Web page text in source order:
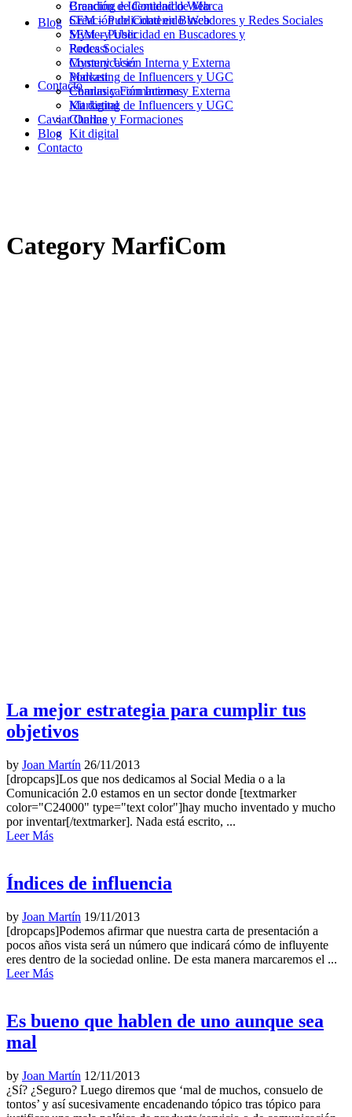
Branding e Identidad de Marca
Creación de Contenido Web
SEM – Publicidad en Buscadores y
Redes Sociales
Mystery User
Podcast
Comunicación Interna y Externa
Marketing de Influencers y UGC
Charlas y Formaciones
Kit digital
Blog
Contacto
Creación de Contenido Web
SEM – Publicidad en Buscadores y Redes Sociales
Mystery User
Podcast
Comunicación Interna y Externa
Marketing de Influencers y UGC
Charlas y Formaciones
Kit digital
Caviar Online
Blog
Contacto
Category MarfiCom
La mejor estrategia para cumplir tus
objetivos
by Joan Martín 26/11/2013
[dropcaps]Los que nos dedicamos al Social Media o a la
Comunicación 2.0 estamos en un sector donde [textmarker
color="C24000" type="text color"]hay mucho inventado y mucho
por inventar[/textmarker]. Nada está escrito, ...
Leer Más
Índices de influencia
by Joan Martín 19/11/2013
[dropcaps]Podemos afirmar que nuestra carta de presentación a
pocos años vista será un número que indicará cómo de influyente
eres dentro de la sociedad online. De esta manera marcaremos el ...
Leer Más
Es bueno que hablen de uno aunque sea
mal
by Joan Martín 12/11/2013
¿Sí? ¿Seguro? Luego diremos que ‘mal de muchos, consuelo de
tontos’ y así sucesivamente encadenando tópico tras tópico para